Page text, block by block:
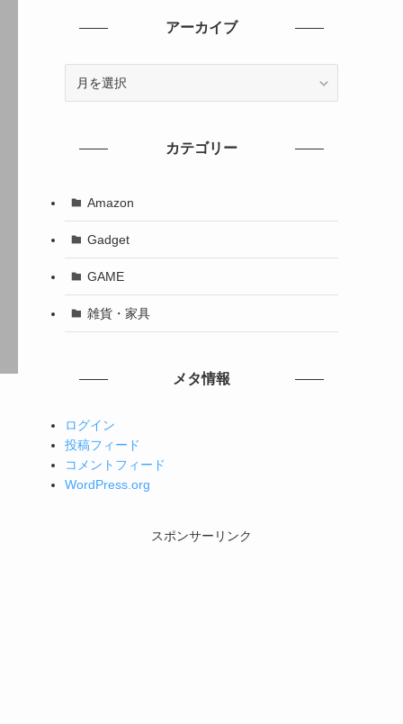
アーカイブ
カテゴリー
Amazon
Gadget
GAME
雑貨・家具
メタ情報
ログイン
投稿フィード
コメントフィード
WordPress.org
スポンサーリンク